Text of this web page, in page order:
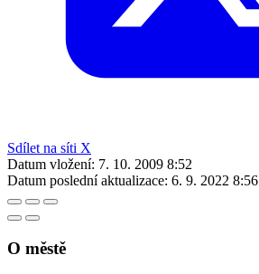
Sdílet na síti X
Datum vložení: 7. 10. 2009 8:52
Datum poslední aktualizace: 6. 9. 2022 8:56
O městě